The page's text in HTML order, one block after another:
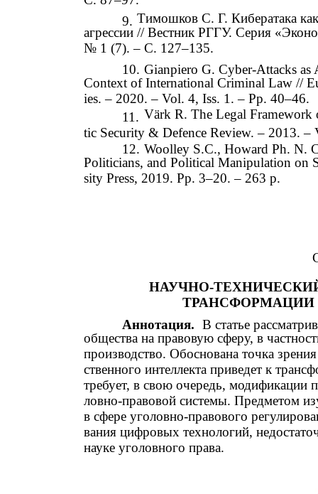
9. Тимошков С. Г. Кибератака
агрессии // Вестник РГГУ. Серия
№ 1 (7). – С. 127–135.
10. Gianpiero G. Cyber-Attacks as
Context of International Criminal Law //
ies. – 2020. – Vol. 4, Iss. 1. – Pp. 40–46.
11. Värk R. The Legal Framework
tic Security & Defence Review. – 2013. –
12. Woolley S.C., Howard Ph. N.
Politicians, and Political Manipulation on
sity Press, 2019. Pp. 3–20. – 263 p.
НАУЧНО-
ТРАНСФОРМАЦИИ
Аннотация. В статье
общества на правовую сферу, в
производство. Обоснована точка
ственного интеллекта приведет к
требует, в свою очередь, модификации
ловно-правовой системы. Предметом
в сфере уголовно-правового
вания цифровых технологий,
науке уголовного права.